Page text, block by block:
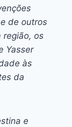
de outros
região, os
Yasser
às
da
e